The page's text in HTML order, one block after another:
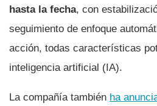
hasta la fecha, con
seguimiento de enfoque
acción, todas características
inteligencia artificial (IA).
La compañía también ha